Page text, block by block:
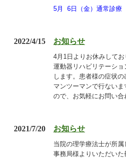
5月 6日（金）通常診療
2022/4/15 お知らせ
4月1日よりお休みして
運動器リハビリテーシ
します。患者様の症状
マンツーマンで行ない
ので、お気軽にお問い合
2021/7/20 お知らせ
当院の理学療法士が所
事務局様よりいただい